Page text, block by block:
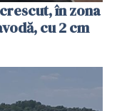
în zona
cu 2 cm